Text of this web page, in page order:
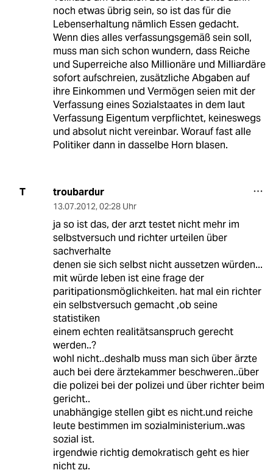
noch etwas übrig sein, so ist das für die
Lebenserhaltung nämlich Essen gedacht.
Wenn dies alles verfassungsgemäß sein soll,
muss man sich schon wundern, dass Reiche
und Superreiche also Millionäre und Milliardäre
sofort aufschreien, zusätzliche Abgaben auf
ihre Einkommen und Vermögen seien mit der
Verfassung eines Sozialstaates in dem laut
Verfassung Eigentum verpflichtet, keineswegs
und absolut nicht vereinbar. Worauf fast alle
Politiker dann in dasselbe Horn blasen.
T troubardur
13.07.2012, 02:28 Uhr
ja so ist das, der arzt testet nicht mehr im
selbstversuch und richter urteilen über
sachverhalte
denen sie sich selbst nicht aussetzen würden...
mit würde leben ist eine frage der
paritipationsmöglichkeiten. hat mal ein richter
ein selbstversuch gemacht ,ob seine
statistiken
einem echten realitätsanspruch gerecht
werden..?
wohl nicht..deshalb muss man sich über ärzte
auch bei dere ärztekammer beschweren..über
die polizei bei der polizei und über richter beim
gericht..
unabhängige stellen gibt es nicht.und reiche
leute bestimmen im sozialministerium..was
sozial ist.
irgendwie richtig demokratisch geht es hier
nicht zu.